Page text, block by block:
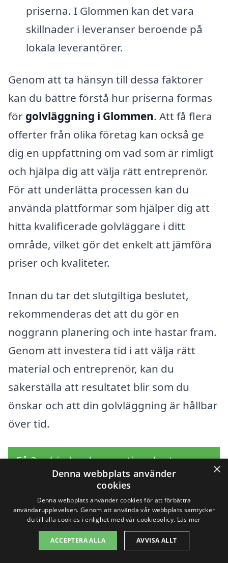
priserna. I Glommen kan det vara
skillnader i leveranser beroende på
lokala leverantörer.
Genom att ta hänsyn till dessa faktorer
kan du bättre förstå hur priserna formas
för golvläggning i Glommen. Att få flera
offerter från olika företag kan också ge
dig en uppfattning om vad som är rimligt
och hjälpa dig att välja rätt entreprenör.
För att underlätta processen kan du
använda plattformar som hjälper dig att
hitta kvalificerade golvläggare i ditt
område, vilket gör det enkelt att jämföra
priser och kvaliteter.
Innan du tar det slutgiltiga beslutet,
rekommenderas det att du gör en
noggrann planering och inte hastar fram.
Genom att investera tid i att välja rätt
material och entreprenör, kan du
säkerställa att resultatet blir som du
önskar och att din golvläggning är hållbar
över tid.
Få 3 erbjudanden, gratis och utan
förpliktelser
Sök efter en
×
Denna webbplats använder
cookies
Denna webbplats använder cookies för att förbättra
användarupplevelsen. Genom att använda vår webbplats samtycker
du till alla cookies i enlighet med vår cookiepolicy. Läs mer
ACCEPTERA ALLA AVVISA ALLT